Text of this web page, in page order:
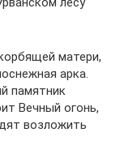
матери,
арка.
памятник
Вечный огонь,
возложить